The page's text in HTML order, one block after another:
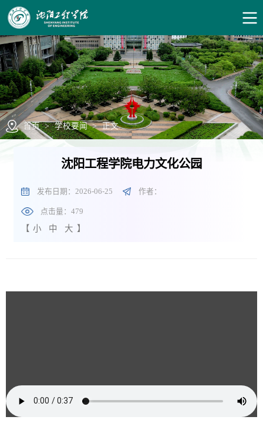
首页 > 学校要闻 > 正文
沈阳工程学院电力文化公园
发布日期：2026-06-25 作者：
点击量：479
【 小 中 大 】